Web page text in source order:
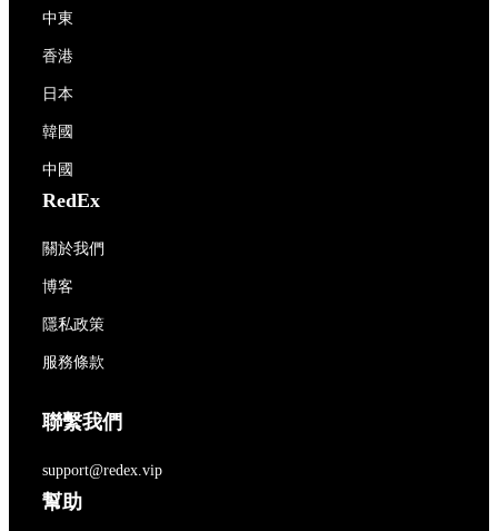
中東
香港
日本
韓國
中國
RedEx
關於我們
博客
隱私政策
服務條款
聯繫我們
support@redex.vip
幫助